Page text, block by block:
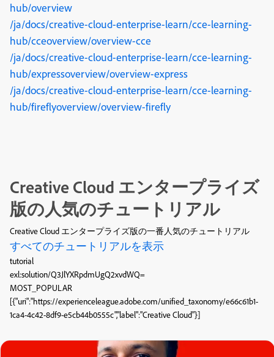
hub/overview
/ja/docs/creative-cloud-enterprise-learn/cce-learning-
hub/cceoverview/overview-cce
/ja/docs/creative-cloud-enterprise-learn/cce-learning-
hub/expressoverview/overview-express
/ja/docs/creative-cloud-enterprise-learn/cce-learning-
hub/fireflyoverview/overview-firefly
Creative Cloud エンタープライズ
版の人気のチュートリアル
Creative Cloud エンタープライズ版の一番人気のチュートリアル
すべてのチュートリアルを表示
tutorial
exl:solution/Q3JlYXRpdmUgQ2xvdWQ=
MOST_POPULAR
[{"uri":"https://experienceleague.adobe.com/unified_taxonomy/e66c61b1-
1ca4-4c42-8df9-e5cb44b0555c","label":"Creative Cloud"}]